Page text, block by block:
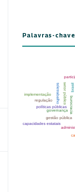
Palavras-chave